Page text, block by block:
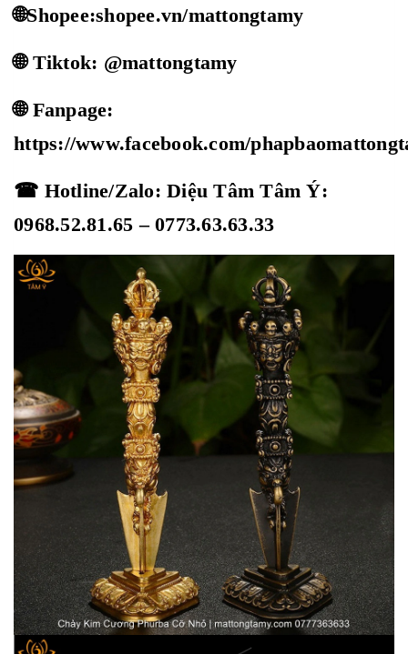
🌐Shopee:shopee.vn/mattongtamy
🌐 Tiktok: @mattongtamy
🌐 Fanpage:
https://www.facebook.com/
☎ Hotline/Zalo: Diệu Tâm Tâm Ý:
0968.52.81.65 – 0773.63.63.33